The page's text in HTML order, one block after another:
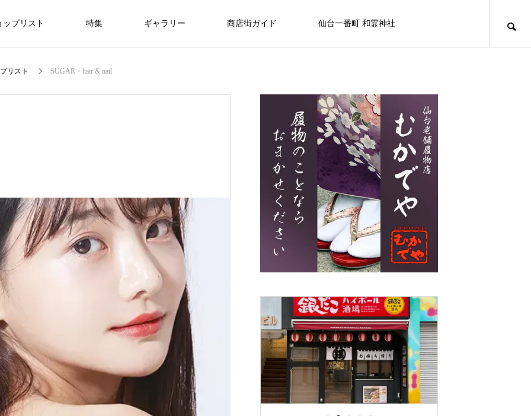
ップリスト 特集 ギャラリー 商店街ガイド 仙台一番町 和霊神社
8/1・8/2・8/9 ぶらんど～む一番町ス
トリートピアノ
8/20日（木） フコク生命 社会貢献
活動を行います。
3.11希望プロジェクト2026
2026.03.01
仙台初売り情報 2026
2025.12.27
oomiya 仙台店
2025.03.18
OSHMAN’S 仙台店
2024.10.05
銀だこハイボール酒場 仙台一番町店
2025.12.20
カフェ＆バー ユーフォリア
2025.11.08
ラブフェイス
2024.07.15
白牡丹
2024.07.15
DANCESTUDIO Endo
2024.09.25
セブンイレブン
2024.09.25
一番町耳鼻科
2024.09.29
せんだい皮膚科医院
2024.09.29
快活CLUB仙台一番町ぶらんどーむ店
2025.11.08
カラオケマック 仙台一番町店
2025.03.21
アクアビル
2025.12.14
BELLAⅡビル
2024.09.15
いが
09
特別な贈り物に、仙台で腕時計を買うなら
——はじめてでも安心の２つのお店
FEATURE
10
なぜ一番町に神社があるの？和霊神社・遷座
の秘密
【屋上から地上へ】一番町の“はじま
り”が帰ってきました ― 和霊神社 遷座
ライフスタイル
初売りは仙台の“文化”
ライフスタイル
「秋」の街で見つける、小さなときめき
とあたたかさ
リスト SUGAR・hair & nail